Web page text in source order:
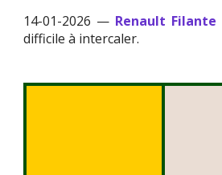
14-01-2026 — Renault
difficile à intercaler.